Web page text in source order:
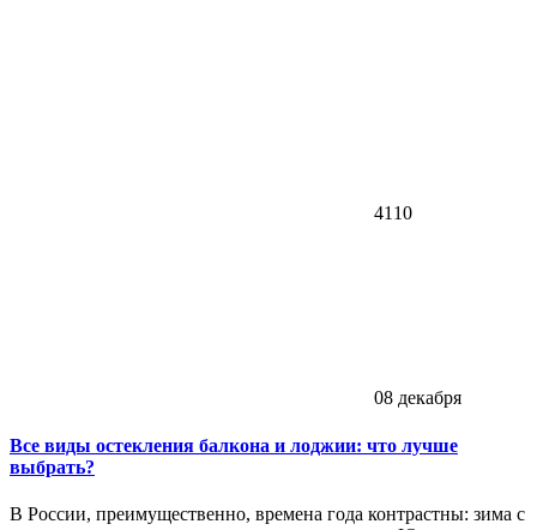
4110
08 декабря
Все виды остекления балкона и лоджии: что лучше
выбрать?
В России, преимущественно, времена года контрастны: зима с